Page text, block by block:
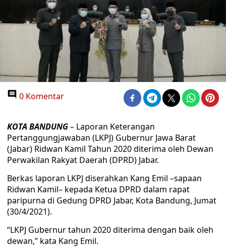
0 Komentar
KOTA BANDUNG– Laporan Keterangan
Pertanggungjawaban (LKPJ) Gubernur Jawa Barat
(Jabar) Ridwan Kamil Tahun 2020 diterima oleh Dewan
Perwakilan Rakyat Daerah (DPRD) Jabar.
Berkas laporan LKPJ diserahkan Kang Emil –sapaan
Ridwan Kamil– kepada Ketua DPRD dalam rapat
paripurna di Gedung DPRD Jabar, Kota Bandung, Jumat
(30/4/2021).
“LKPJ Gubernur tahun 2020 diterima dengan baik oleh
dewan,” kata Kang Emil.